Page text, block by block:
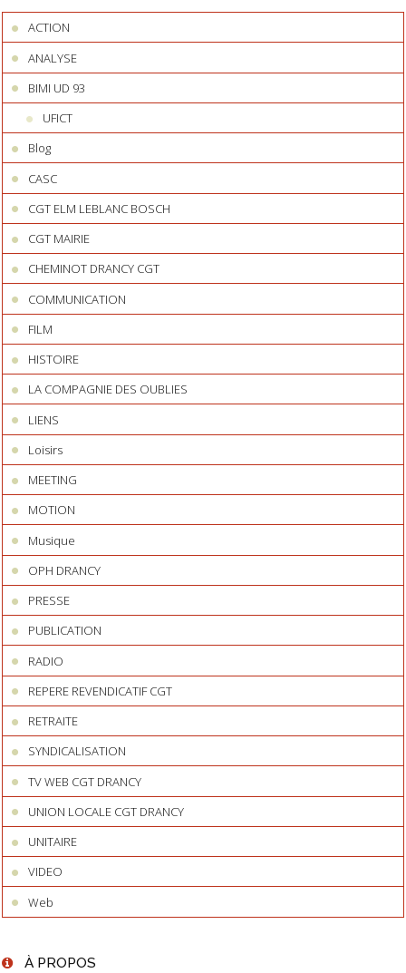
ACTION
ANALYSE
BIMI UD 93
UFICT
Blog
CASC
CGT ELM LEBLANC BOSCH
CGT MAIRIE
CHEMINOT DRANCY CGT
COMMUNICATION
FILM
HISTOIRE
LA COMPAGNIE DES OUBLIES
LIENS
Loisirs
MEETING
MOTION
Musique
OPH DRANCY
PRESSE
PUBLICATION
RADIO
REPERE REVENDICATIF CGT
RETRAITE
SYNDICALISATION
TV WEB CGT DRANCY
UNION LOCALE CGT DRANCY
UNITAIRE
VIDEO
Web
À PROPOS